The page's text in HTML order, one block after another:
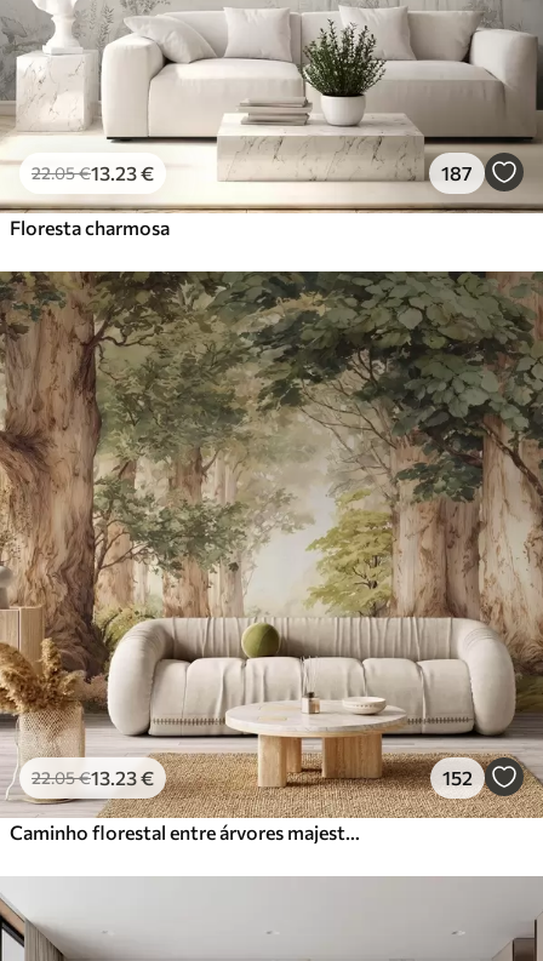
22.05€13.23€ 187
Floresta charmosa
22.05€13.23€ 152
Caminho florestal entre árvores majestosas em estilo aquarela